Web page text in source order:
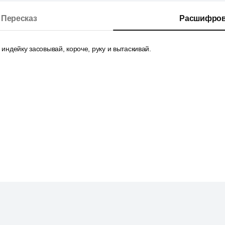
Пересказ
засовывай, короче, руку и вытаскивай.